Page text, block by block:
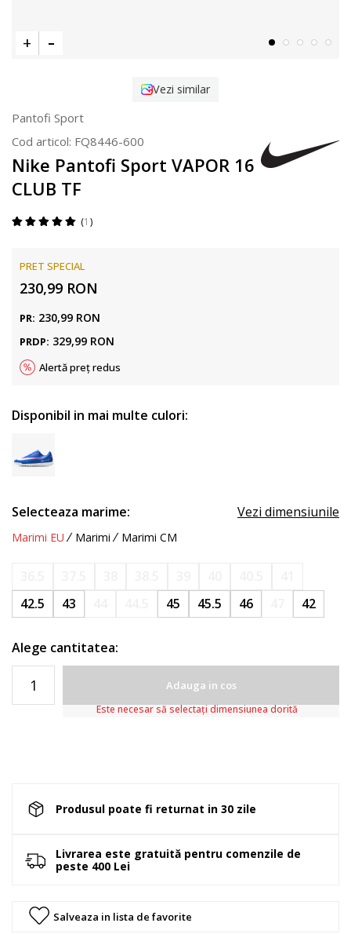
Vezi similar
Pantofi Sport
Cod articol: FQ8446-600
Nike Pantofi Sport VAPOR 16
CLUB TF
1
PRET SPECIAL
230,99 RON
PR: 230,99 RON
PRDP: 329,99 RON
Alertă preț redus
Disponibil in mai multe culori:
Selecteaza marime: Vezi dimensiunile
Marimi EU Marimi Marimi CM
42.5
43 45 45.5 46 42
Alege cantitatea:
Adauga in cos
Este necesar să selectați dimensiunea dorită
Produsul poate fi returnat in 30 zile
Livrarea este gratuită pentru comenzile de
peste 400 Lei
Salveaza in lista de favorite